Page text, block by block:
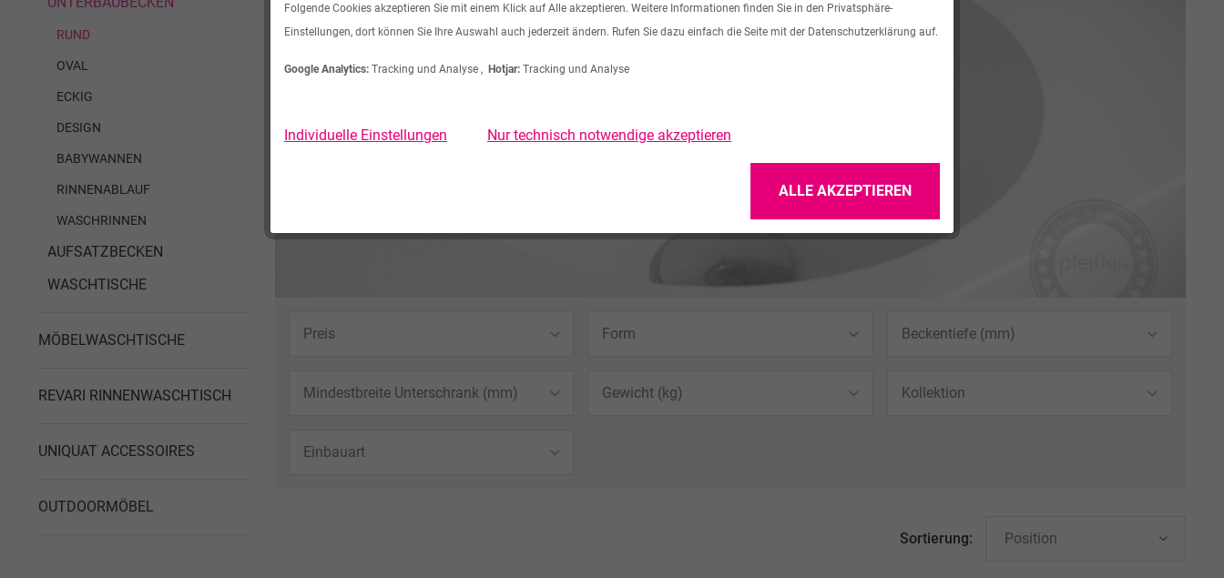
RUND
OVAL
ECKIG
DESIGN
BABYWANNEN
RINNENABLAUF
WASCHRINNEN
AUFSATZBECKEN
WASCHTISCHE
MÖBELWASCHTISCHE
REVARI RINNENWASCHTISCH
UNIQUAT ACCESSOIRES
OUTDOORMÖBEL
Preis
von469,15 €bis1391,67 €
Form
Round
Beckentiefe (mm)
150 mm
Mindestbreite Unterschrank (mm)
500 mm
Gewicht (kg) Kollektion
Einbauart
Sortierung:
Folgende Cookies akzeptieren Sie mit einem Klick auf Alle akzeptieren. Weitere Informationen finden Sie in den Privatsphäre-
Einstellungen, dort können Sie Ihre Auswahl auch jederzeit ändern. Rufen Sie dazu einfach die Seite mit der Datenschutzerklärung auf.
Google Analytics: Tracking und Analyse , Hotjar: Tracking und Analyse
Individuelle Einstellungen Nur technisch notwendige akzeptieren
ALLE AKZEPTIEREN